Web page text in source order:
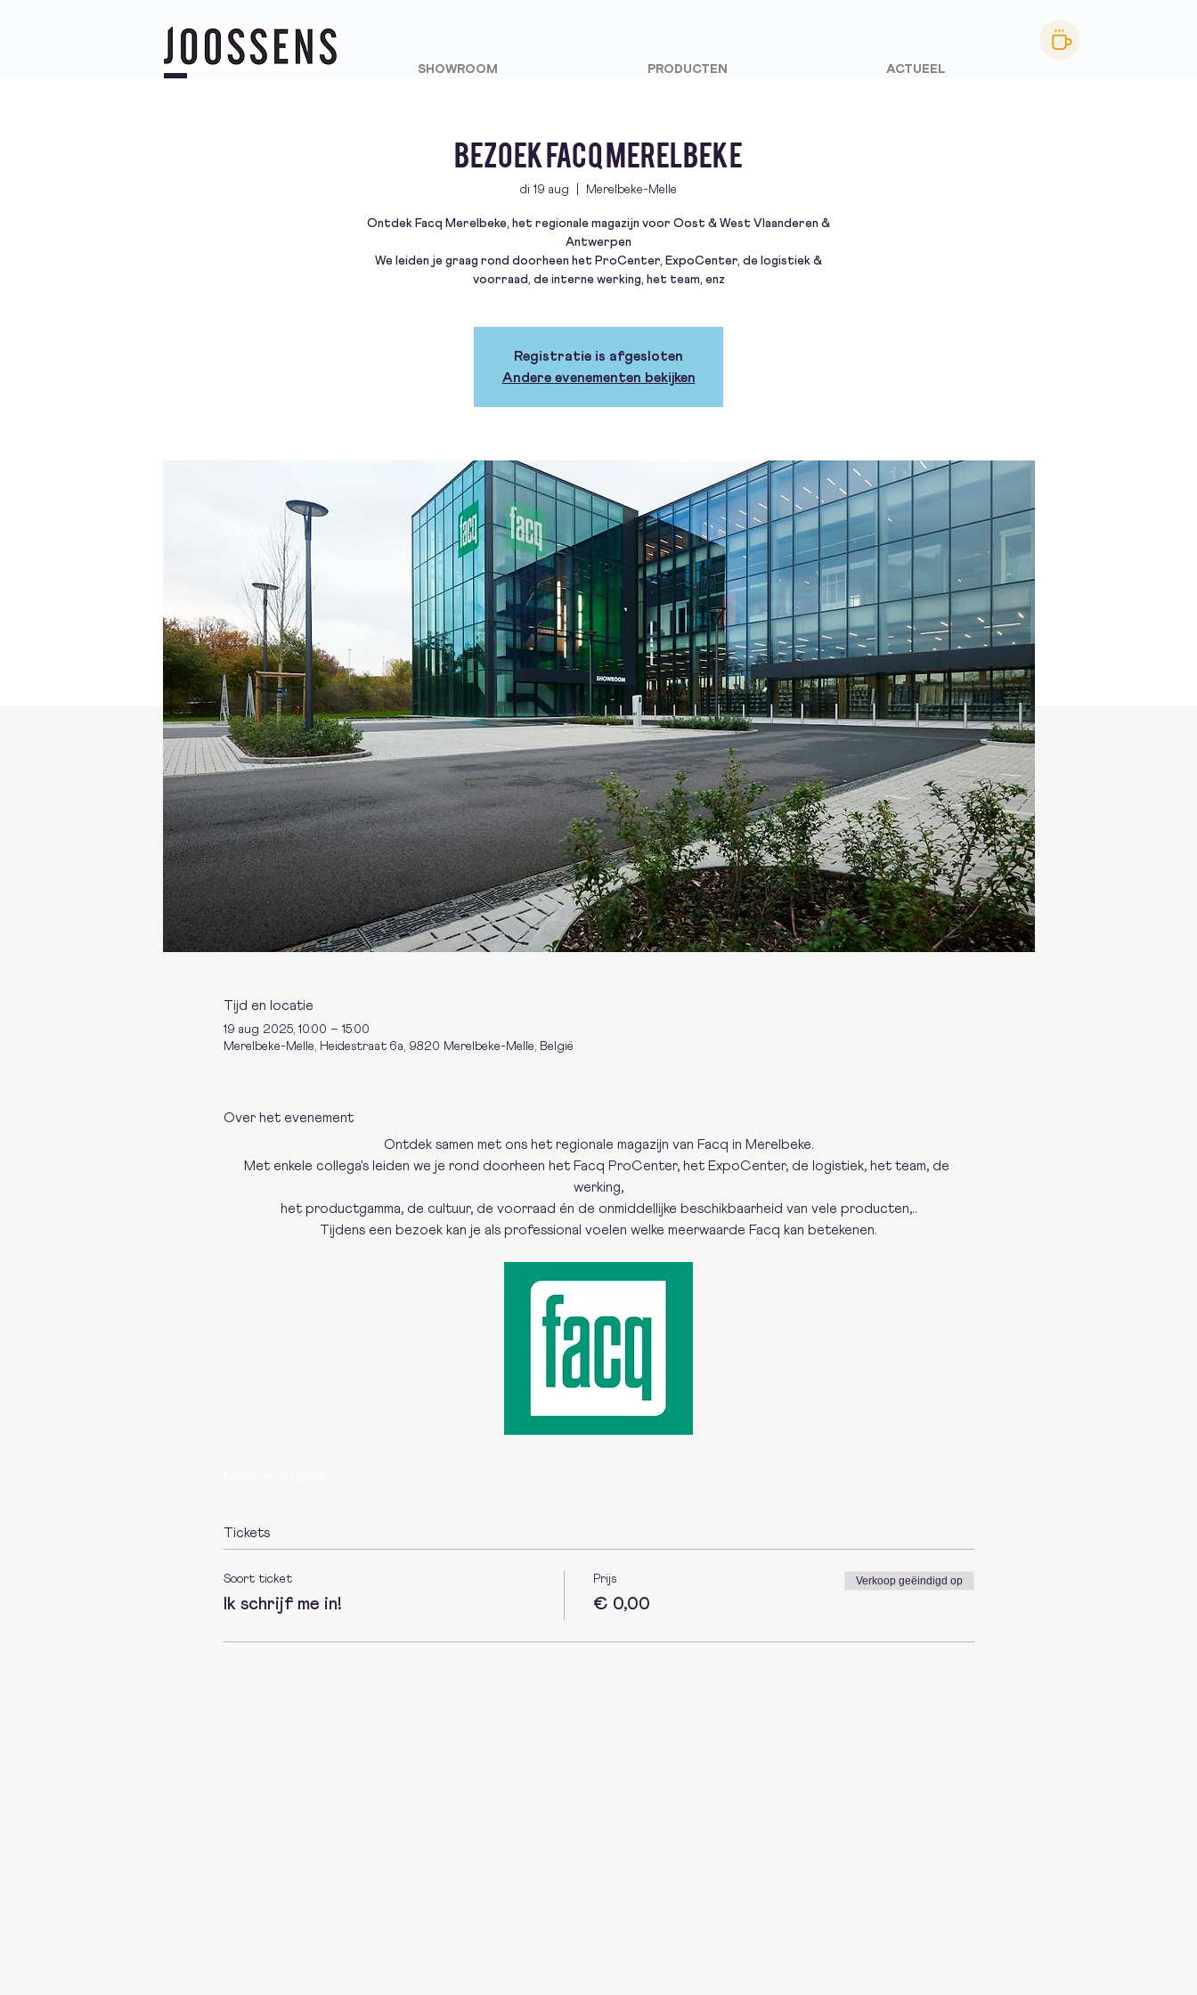
Bezoek FACQ Merelbeke
di 19 aug Merelbeke-Melle
Ontdek Facq Merelbeke, het regionale magazijn voor Oost & West Vlaanderen &
Antwerpen
We leiden je graag rond doorheen het ProCenter, ExpoCenter, de logistiek &
voorraad, de interne werking, het team, enz
Registratie is afgesloten
Andere evenementen bekijken
Tijd en locatie
19 aug 2025, 10:00 – 15:00
Merelbeke-Melle, Heidestraat 6a, 9820 Merelbeke-Melle, België
Over het evenement
Ontdek samen met ons het regionale magazijn van Facq in Merelbeke.
Met enkele collega's leiden we je rond doorheen het Facq ProCenter, het ExpoCenter, de logistiek, het team, de
werking,
het productgamma, de cultuur, de voorraad én de onmiddellijke beschikbaarheid van vele producten,..
Tijdens een bezoek kan je als professional voelen welke meerwaarde Facq kan betekenen.
Tickets
Soort ticket
Ik schrijf me in!
Prijs
€ 0,00
Verkoop geëindigd op
SHOWROOM PRODUCTEN ACTUEEL